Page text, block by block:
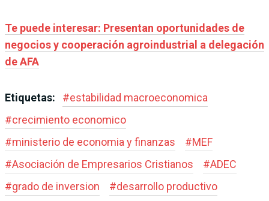
Te puede interesar: Presentan oportunidades de
negocios y cooperación agroindustrial a delegación
de AFA
Etiquetas: #estabilidad macroeconomica
#crecimiento economico
#ministerio de economia y finanzas #MEF
#Asociación de Empresarios Cristianos #ADEC
#grado de inversion #desarrollo productivo